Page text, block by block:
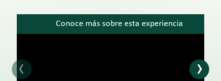
Conoce más sobre esta experiencia
‹ ›